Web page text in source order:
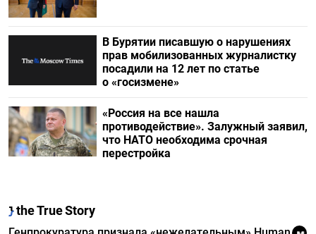
В Бурятии писавшую о нарушениях
прав мобилизованных журналистку
посадили на 12 лет по статье
о «госизмене»
«Россия на все нашла
противодействие». Залужный заявил,
что НАТО необходима срочная
перестройка